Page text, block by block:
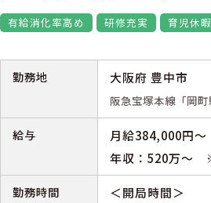
有給消化率高め 研修充実 育児休
勤務地 大阪府 豊中市
阪急宝塚本線「岡
給与
月給384,000円
年収：520万～
勤務時間 ＜開局時間＞